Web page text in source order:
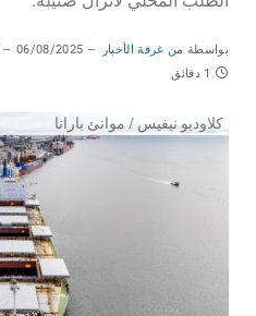
بواسطة من غرفة الأخبار 06/08/2025
1 دقائق
كلاوديو نيفيس / موانئ بارانا